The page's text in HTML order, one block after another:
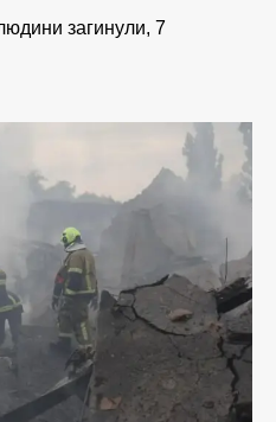
загинули, 7